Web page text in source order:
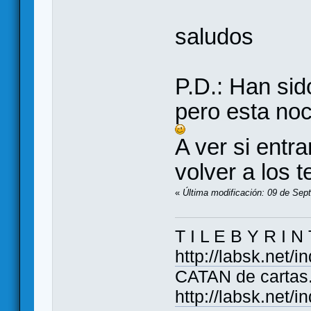
saludos
P.D.: Han
pero esta
A ver si
volver a los
« Última modificación: 09 de
T I L E B Y R I N
http://labsk.net/
CATAN de
http://labsk.net/